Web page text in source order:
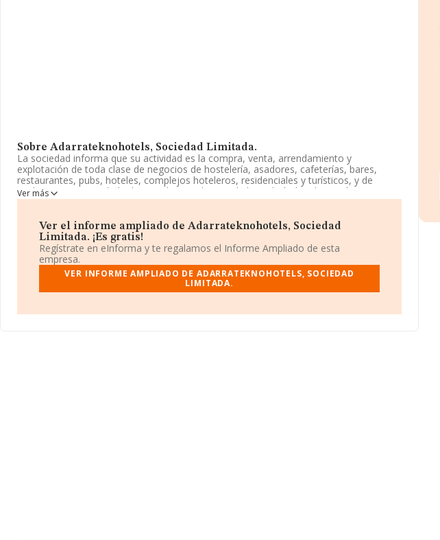
Sobre Adarrateknohotels, Sociedad Limitada.
La sociedad informa que su actividad es la compra, venta, arrendamiento y
explotación de toda clase de negocios de hostelería, asadores, cafeterías, bares,
restaurantes, pubs, hoteles, complejos hoteleros, residenciales y turísticos, y de
cualquier otra actividad relacionada con el ramo de hostelería. la adquisición por
cualquier título,. La sociedad está registrada como Sociedad Limitada. Clasifica su
exportación.
La empresaAdarrateknohotels, Sociedad Limitada, con CIF B01578756, se
encuentra en Calle Domingo De Sautu núm. 32, (01130), Zuia, en Álava, País Vasco.
En base a la información de la que dispone INFORMA sobre 142.938 compañías, la
facturación en el ámbito nacional alcanza los 31.947 millones de euros y se calcula un
el fin de ampliar la información relativa al ámbito de la empresa, la media de
Ver más
Ver el informe ampliado de Adarrateknohotels, Sociedad
Limitada. ¡Es gratis!
Regístrate en eInforma y te regalamos el Informe Ampliado de esta
empresa.
VER INFORME AMPLIADO DE ADARRATEKNOHOTELS, SOCIEDAD
LIMITADA.